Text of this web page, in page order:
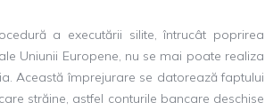
a executării silite, întrucât poprirea
Uniunii Europene, nu se mai poate realiza
Această împrejurare se datorează faptului
străine, astfel conturile bancare deschise